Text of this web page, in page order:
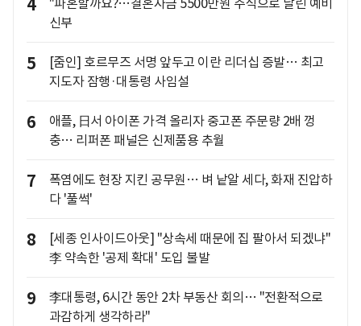
4
"파혼할까요?…결혼자금 5500만원 주식으로 날린 예비
신부
5
[줌인] 호르무즈 서명 앞두고 이란 리더십 증발… 최고
지도자 잠행·대통령 사임설
6
애플, 日서 아이폰 가격 올리자 중고폰 주문량 2배 껑
충… 리퍼폰 패널은 신제품용 추월
7
폭염에도 현장 지킨 공무원… 벼 낱알 세다, 화재 진압하
다 '풀썩'
8
[세종 인사이드아웃] "상속세 때문에 집 팔아서 되겠냐"
李 약속한 '공제 확대' 도입 불발
9
李대통령, 6시간 동안 2차 부동산 회의… "전환적으로
과감하게 생각하라"